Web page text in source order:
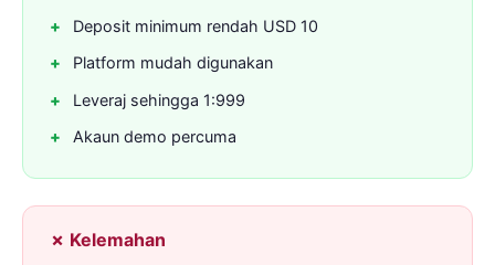
Deposit minimum rendah USD 10
Platform mudah digunakan
Leveraj sehingga 1:999
Akaun demo percuma
✗ Kelemahan